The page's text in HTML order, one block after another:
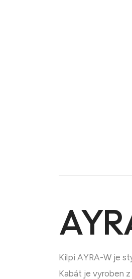
Kilpi AYRA-W je
Kabát je vyroben